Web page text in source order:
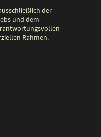
der
und dem
Rahmen.